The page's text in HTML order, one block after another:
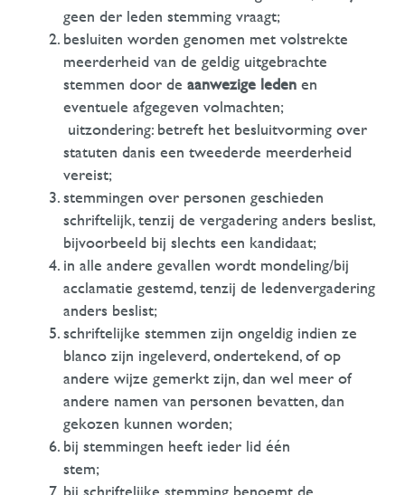
geen der leden stemming vraagt;
besluiten worden genomen met volstrekte
meerderheid van de geldig uitgebrachte
stemmen door de aanwezige ledenen
eventuele afgegeven volmachten;
uitzondering: betreft het besluitvorming over
statuten danis een tweederde meerderheid
vereist;
stemmingen over personen geschieden
schriftelijk, tenzij de vergadering anders beslist,
bijvoorbeeld bij slechts een kandidaat;
in alle andere gevallen wordt mondeling/bij
acclamatie gestemd, tenzij de ledenvergadering
anders beslist;
schriftelijke stemmen zijn ongeldig indien ze
blanco zijn ingeleverd, ondertekend, of op
andere wijze gemerkt zijn, dan wel meer of
andere namen van personen bevatten, dan
gekozen kunnen worden;
bij stemmingen heeft ieder lid één
stem;